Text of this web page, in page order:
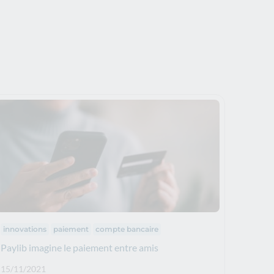
Thématiques :
innovations paiement compte bancaire
Paylib imagine le paiement entre amis
Date de publication: :
15/11/2021